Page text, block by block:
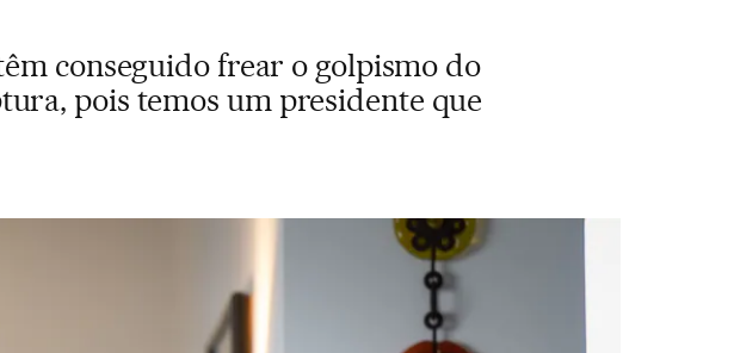
conseguido frear o golpismo do
pois temos um presidente que